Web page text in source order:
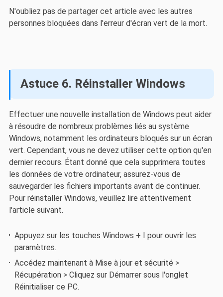
N'oubliez pas de partager cet article avec les autres
personnes bloquées dans l'erreur d'écran vert de la mort.
Astuce 6. Réinstaller Windows
Effectuer une nouvelle installation de Windows peut aider
à résoudre de nombreux problèmes liés au système
Windows, notamment les ordinateurs bloqués sur un écran
vert. Cependant, vous ne devez utiliser cette option qu'en
dernier recours. Étant donné que cela supprimera toutes
les données de votre ordinateur, assurez-vous de
sauvegarder les fichiers importants avant de continuer.
Pour réinstaller Windows, veuillez lire attentivement
l'article suivant.
Appuyez sur les touches Windows + I pour ouvrir les
paramètres.
Accédez maintenant à Mise à jour et sécurité >
Récupération > Cliquez sur Démarrer sous l'onglet
Réinitialiser ce PC.